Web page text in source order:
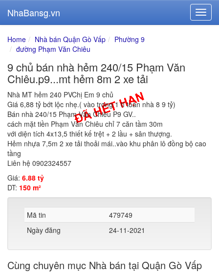
NhaBansg.vn
Home Nhà bán Quận Gò Vấp
Phường 9
đường Phạm Văn Chiêu
9 chủ bán nhà hẻm 240/15 Phạm Văn
Chiêu.p9...mt hẻm 8m 2 xe tải
Nhà MT hẻm 240 PVChị Em 9 chủ
Giá 6,88 tỷ bớt lộc nhẹ.( vào trong 1 tí toàn nhà 8 9 tỷ)
Bán nhà 240/15 Phạm Văn Chiêu P9 GV..
cách mặt tiền Phạm Văn Chiêu chỉ 7 căn tầm 30m
với diện tích 4x13,5 thiết kế trệt + 2 lầu + sân thượng.
Hẻm nhựa 7,5m 2 xe tải thoải mái..vào khu phân lô đồng bộ cao
tầng
Liên hệ 0902324557
Giá: 6.88 tỷ
DT: 150 m²
Mã tin
479749
Ngày đăng
24-11-2021
Cùng chuyên mục Nhà bán tại Quận Gò Vấp